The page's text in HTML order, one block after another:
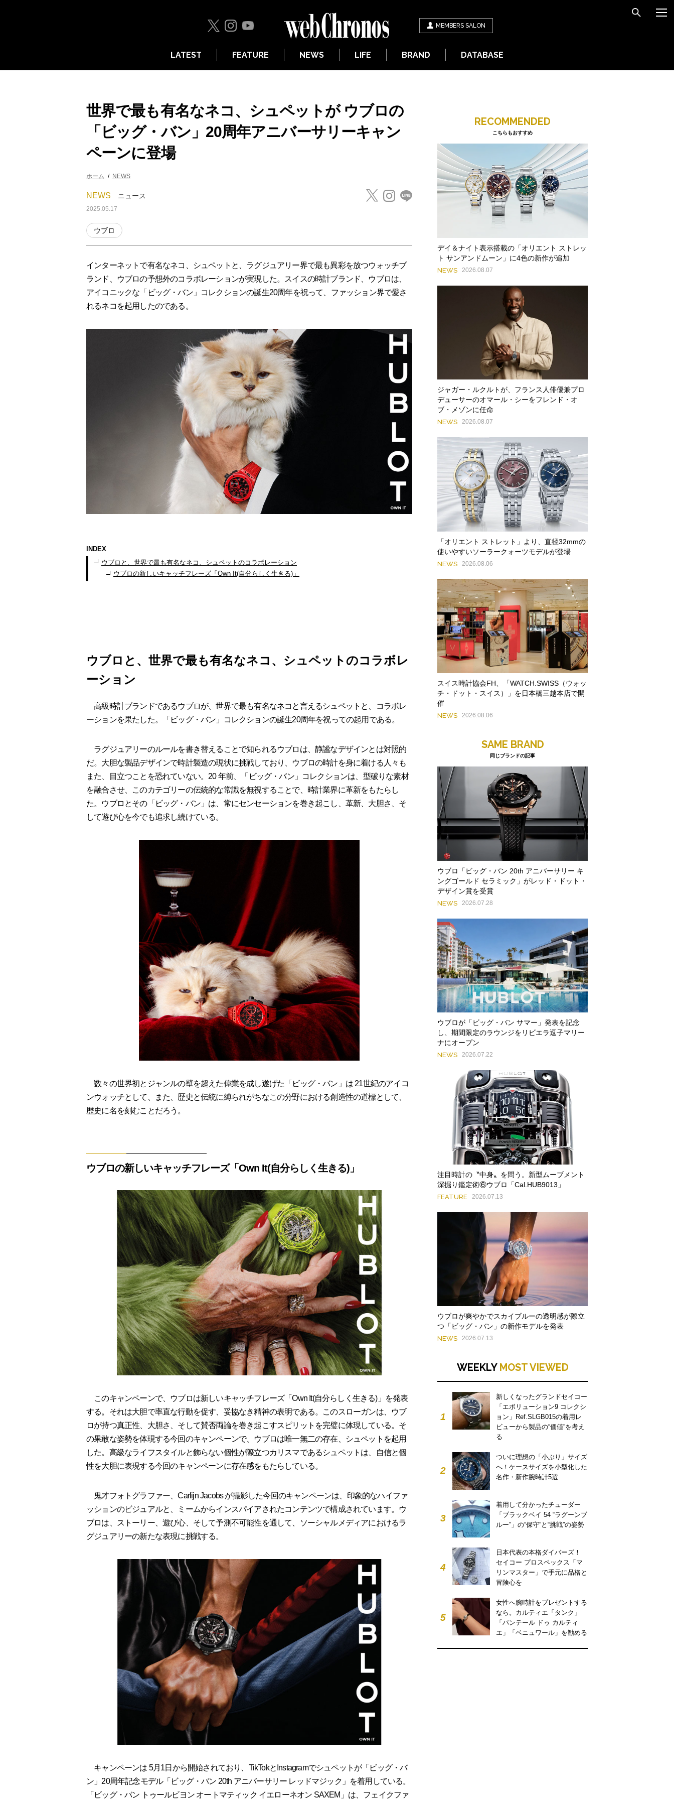
MEMBERS SALON
LATEST FEATURE NEWS LIFE BRAND DATABASE
世界で最も有名なネコ、シュペットが ウブロの
「ビッグ・バン」20周年アニバーサリーキャン
ペーンに登場
ホーム NEWS
NEWS ニュース
2025.05.17
ウブロ
インターネットで有名なネコ、シュペットと、ラグジュアリー界で最も異彩を放つウォッチブ
ランド、ウブロの予想外のコラボレーションが実現した。スイスの時計ブランド、ウブロは、
アイコニックな「ビッグ・バン」コレクションの誕生20周年を祝って、ファッション界で愛さ
れるネコを起用したのである。
INDEX
ウブロと、世界で最も有名なネコ、シュペットのコラボレーション
ウブロの新しいキャッチフレーズ「Own It(自分らしく生きる)」
ウブロと、世界で最も有名なネコ、シュペットのコラボレ
ーション
高級時計ブランドであるウブロが、世界で最も有名なネコと言えるシュペットと、コラボレ
ーションを果たした。「ビッグ・バン」コレクションの誕生20周年を祝っての起用である。
ラグジュアリーのルールを書き替えることで知られるウブロは、静謐なデザインとは対照的
だ。大胆な製品デザインで時計製造の現状に挑戦しており、ウブロの時計を身に着ける人々も
また、目立つことを恐れていない。20 年前、「ビッグ・バン」コレクションは、型破りな素材
を融合させ、このカテゴリーの伝統的な常識を無視することで、時計業界に革新をもたらし
た。ウブロとその「ビッグ・バン」は、常にセンセーションを巻き起こし、革新、大胆さ、そ
して遊び心を今でも追求し続けている。
数々の世界初とジャンルの壁を超えた偉業を成し遂げた「ビッグ・バン」は 21世紀のアイコ
ンウォッチとして、また、歴史と伝統に縛られがちなこの分野における創造性の道標として、
歴史に名を刻むことだろう。
ウブロの新しいキャッチフレーズ「Own It(自分らしく生きる)」
このキャンペーンで、ウブロは新しいキャッチフレーズ「Own It(自分らしく生きる)」を発表
する。それは大胆で率直な行動を促す、妥協なき精神の表明である。このスローガンは、ウブ
ロが持つ真正性、大胆さ、そして賛否両論を巻き起こすスピリットを完璧に体現している。そ
の果敢な姿勢を体現する今回のキャンペーンで、ウブロは唯一無二の存在、シュペットを起用
した。高級なライフスタイルと飾らない個性が際立つカリスマであるシュペットは、自信と個
性を大胆に表現する今回のキャンペーンに存在感をもたらしている。
鬼才フォトグラファー、Carlijn Jacobs が撮影した今回のキャンペーンは、印象的なハイファ
ッションのビジュアルと、ミームからインスパイアされたコンテンツで構成されています。ウ
ブロは、ストーリー、遊び心、そして予測不可能性を通して、ソーシャルメディアにおけるラ
グジュアリーの新たな表現に挑戦する。
キャンペーンは 5月1日から開始されており、TikTokとInstagramでシュペットが「ビッグ・バ
ン」20周年記念モデル「ビッグ・バン 20th アニバーサリー レッドマジック」を着用している。
「ビッグ・バン トゥールビヨン オートマティック イエローネオン SAXEM」は、フェイクファ
RECOMMENDED
こちらもおすすめ
デイ＆ナイト表示搭載の「オリエント ストレッ
ト サンアンドムーン」に4色の新作が追加
NEWS 2026.08.07
ジャガー・ルクルトが、フランス人俳優兼プロ
デューサーのオマール・シーをフレンド・オ
ブ・メゾンに任命
NEWS 2026.08.07
「オリエント ストレット」より、直径32mmの
使いやすいソーラークォーツモデルが登場
NEWS 2026.08.06
スイス時計協会FH、「WATCH.SWISS（ウォッ
チ・ドット・スイス）」を日本橋三越本店で開
催
NEWS 2026.08.06
SAME BRAND
同じブランドの記事
ウブロ「ビッグ・バン 20th アニバーサリー キ
ングゴールド セラミック」がレッド・ドット・
デザイン賞を受賞
NEWS 2026.07.28
ウブロが「ビッグ・バン サマー」発表を記念
し、期間限定のラウンジをリビエラ逗子マリー
ナにオープン
NEWS 2026.07.22
注目時計の〝中身〟を問う。新型ムーブメント
深掘り鑑定術⑥ウブロ「Cal.HUB9013」
FEATURE 2026.07.13
ウブロが爽やかでスカイブルーの透明感が際立
つ「ビッグ・バン」の新作モデルを発表
NEWS 2026.07.13
WEEKLY MOST VIEWED
1
新しくなったグランドセイコー
「エボリューション9 コレクシ
ョン」Ref.SLGB015の着用レ
ビューから製品の“価値”を考え
る
2
ついに理想の「小ぶり」サイズ
へ！ケースサイズを小型化した
名作・新作腕時計5選
3
着用して分かったチューダー
「ブラックベイ 54 “ラグーンブ
ルー”」の“保守”と“挑戦”の姿勢
4
日本代表の本格ダイバーズ！
セイコー プロスペックス「マ
リンマスター」で手元に品格と
冒険心を
5
女性へ腕時計をプレゼントする
なら。カルティエ「タンク」
「パンテール ドゥ カルティ
エ」「ベニュワール」を勧める